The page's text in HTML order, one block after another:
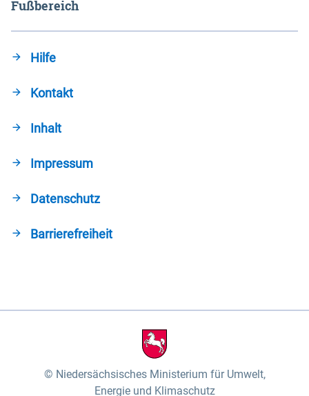
Fußbereich
Hilfe
Kontakt
Inhalt
Impressum
Datenschutz
Barrierefreiheit
Niedersächsisches Ministerium für Umwelt,
Energie und Klimaschutz